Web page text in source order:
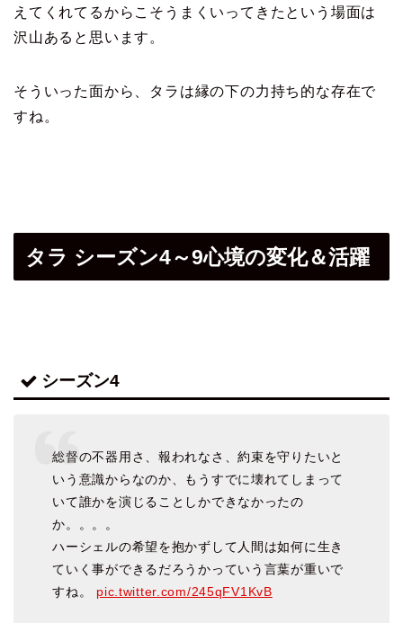
えてくれてるからこそ うまくいってきたという場面は
沢山あると思います。
そういった面から、タラは縁の下の力持ち的な存在で
すね。
タラ シーズン4～9心境の変化＆活躍
シーズン4
総督の不器用さ、報われなさ、約束を守りたいと
いう意識からなのか、もうすでに壊れてしまって
いて誰かを演じることしかできなかったの
か。。。。
ハーシェルの希望を抱かずして人間は如何に生き
ていく事ができるだろうかっていう言葉が重いで
すね。 pic.twitter.com/245qFV1KvB